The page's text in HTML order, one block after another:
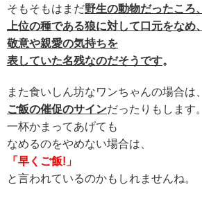
そもそもはまだ野生の動物だったころ、
上位の種である狼に対して口元をなめ、
敬意や親愛の気持ちを
表していた名残なのだそうです。
また食いしん坊なワンちゃんの場合は、
ご飯の催促のサインだったりもします。
一杯かまってあげても
なめるのをやめない場合は、
「早くご飯!」
と言われているのかもしれませんね。